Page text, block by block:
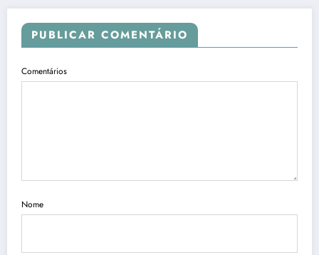
PUBLICAR COMENTÁRIO
Comentários
Nome